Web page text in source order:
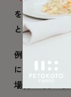
を使っていた
とができます
例えば1日の
に100gあたり
場合、1日の